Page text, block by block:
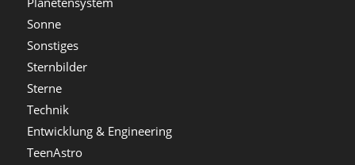
Sonne
Sonstiges
Sternbilder
Sterne
Technik
Entwicklung & Engineering
TeenAstro